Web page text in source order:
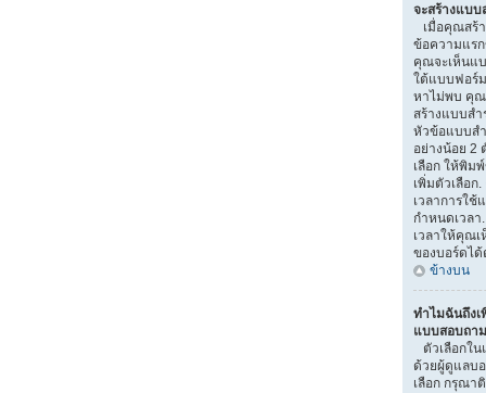
จะสร้างแบบ
เมื่อคุณสร้
ข้อความแร
คุณจะเห็นแ
ใต้แบบฟอร์
หาไม่พบ คุณ
สร้างแบบส
หัวข้อแบบสำ
อย่างน้อย 2
เลือก ให้พิม
เพิ่มตัวเลือ
เวลาการใช้
กำหนดเวลา
เวลาให้คุณเ
ของบอร์ดได้
ข้างบน
ทำไมฉันถึงเ
แบบสอบถา
ตัวเลือกใ
ด้วยผู้ดูแลบ
เลือก กรุณา